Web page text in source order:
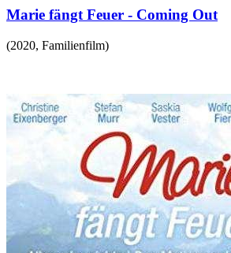
Marie fängt Feuer - Coming Out
(2020, Familienfilm)